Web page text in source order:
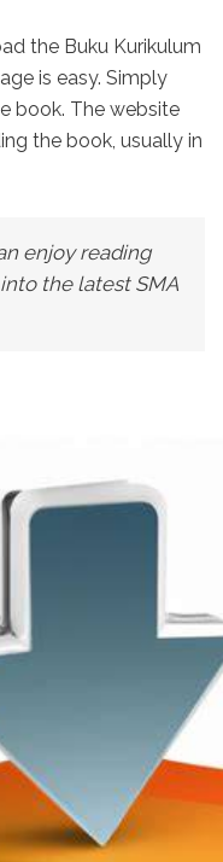
the Buku Kurikulum
is easy. Simply
book. The website
the book, usually in
enjoy reading
the latest SMA